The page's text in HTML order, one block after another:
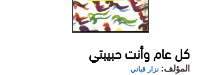
كل عام وأنت حبيبتي
المؤلف: نزار قباني